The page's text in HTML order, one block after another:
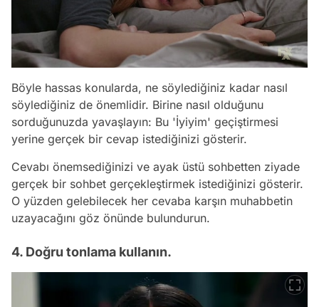
Böyle hassas konularda, ne söylediğiniz kadar nasıl
söylediğiniz de önemlidir. Birine nasıl olduğunu
sorduğunuzda yavaşlayın: Bu 'İyiyim' geçiştirmesi
yerine gerçek bir cevap istediğinizi gösterir.
Cevabı önemsediğinizi ve ayak üstü sohbetten ziyade
gerçek bir sohbet gerçekleştirmek istediğinizi gösterir.
O yüzden gelebilecek her cevaba karşın muhabbetin
uzayacağını göz önünde bulundurun.
4. Doğru tonlama kullanın.